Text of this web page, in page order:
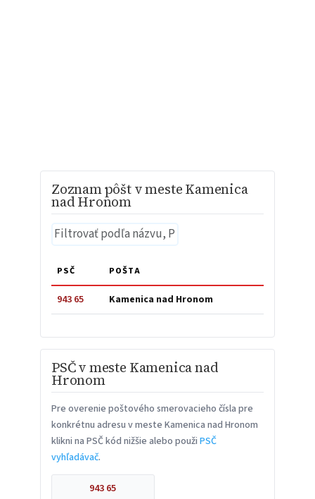
Zoznam pôšt v meste Kamenica
nad Hronom
PSČ POŠTA
943 65 Kamenica nad Hronom
PSČ v meste Kamenica nad
Hronom
Pre overenie poštového smerovacieho čísla pre
konkrétnu adresu v meste Kamenica nad Hronom
klikni na PSČ kód nižšie alebo použi PSČ
vyhľadávač.
943 65